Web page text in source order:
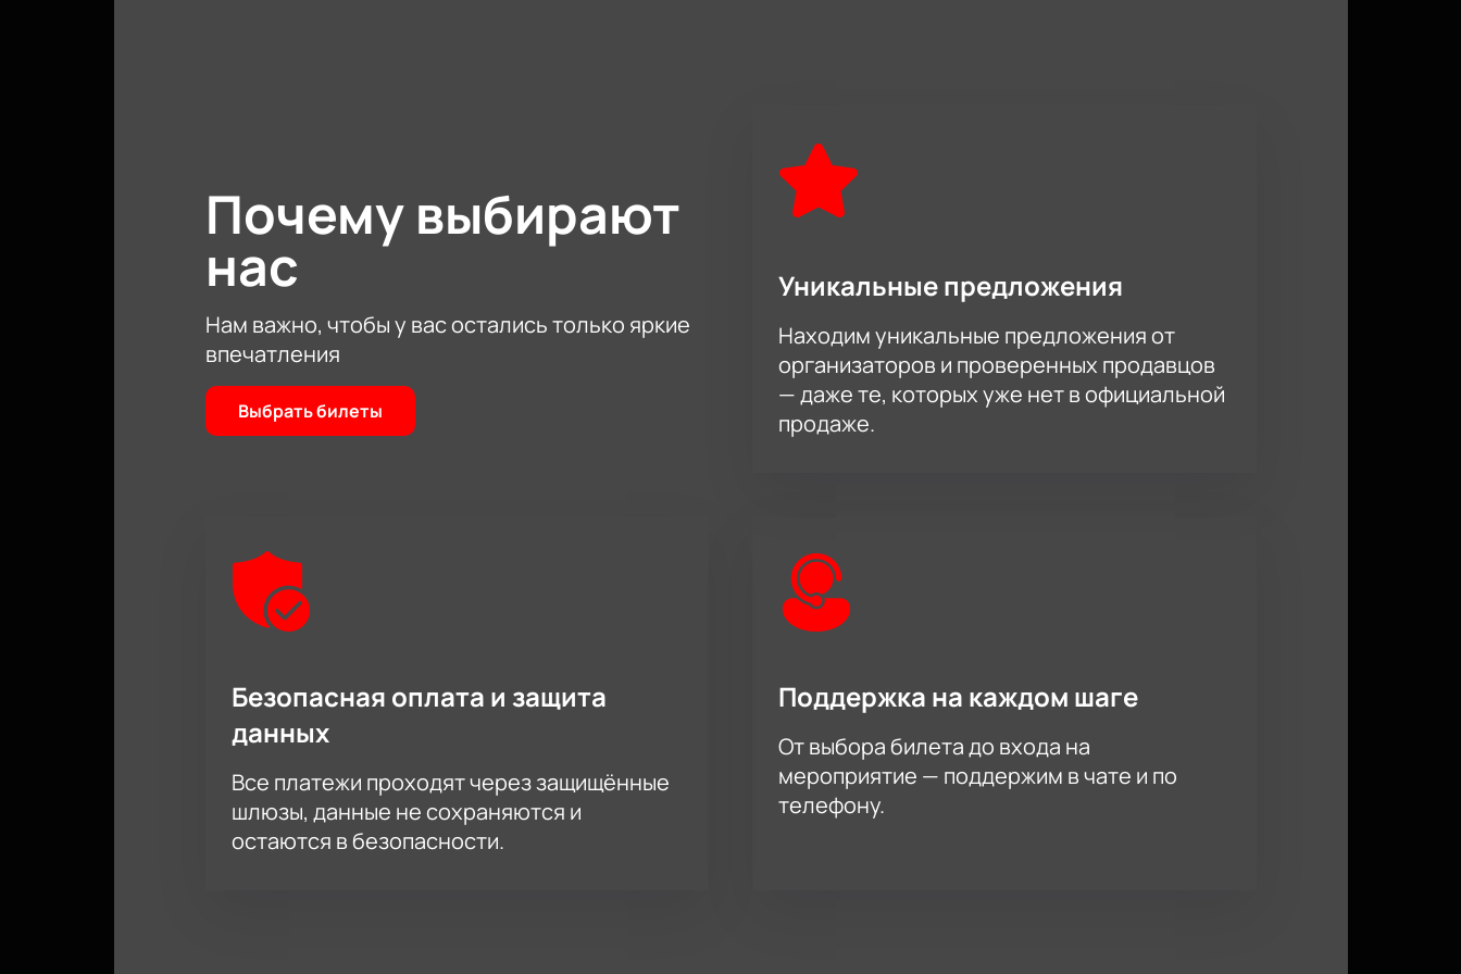
Почему выбирают
нас
Нам важно, чтобы у вас остались только яркие
впечатления
Выбрать билеты
Уникальные предложения
Находим уникальные предложения от
организаторов и проверенных продавцов
— даже те, которых уже нет в официальной
продаже.
Безопасная оплата и защита
данных
Все платежи проходят через защищённые
шлюзы, данные не сохраняются и
остаются в безопасности.
Поддержка на каждом шаге
От выбора билета до входа на
мероприятие — поддержим в чате и по
телефону.